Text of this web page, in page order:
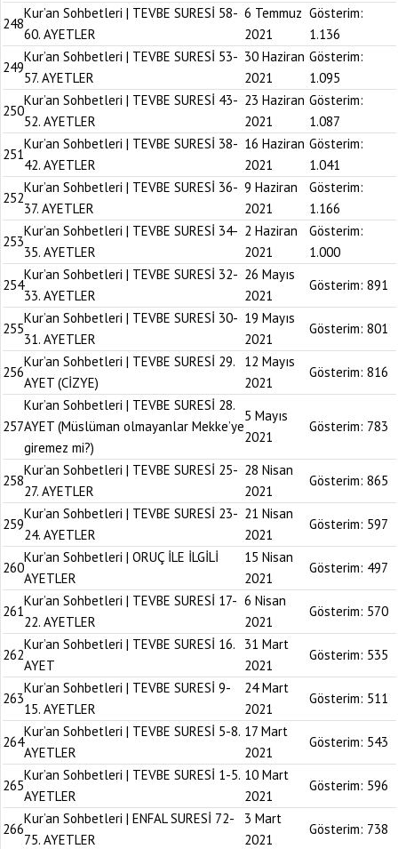
248
Kur’an Sohbetleri | TEVBE SURESİ 58-
60. AYETLER
6 Temmuz
2021
Gösterim:
1.136
249
Kur’an Sohbetleri | TEVBE SURESİ 53-
57. AYETLER
30 Haziran
2021
Gösterim:
1.095
250
Kur’an Sohbetleri | TEVBE SURESİ 43-
52. AYETLER
23 Haziran
2021
Gösterim:
1.087
251
Kur’an Sohbetleri | TEVBE SURESİ 38-
42. AYETLER
16 Haziran
2021
Gösterim:
1.041
252
Kur’an Sohbetleri | TEVBE SURESİ 36-
37. AYETLER
9 Haziran
2021
Gösterim:
1.166
253
Kur’an Sohbetleri | TEVBE SURESİ 34-
35. AYETLER
2 Haziran
2021
Gösterim:
1.000
254
Kur’an Sohbetleri | TEVBE SURESİ 32-
33. AYETLER
26 Mayıs
2021
Gösterim: 891
255
Kur’an Sohbetleri | TEVBE SURESİ 30-
31. AYETLER
19 Mayıs
2021
Gösterim: 801
256
Kur’an Sohbetleri | TEVBE SURESİ 29.
AYET (CİZYE)
12 Mayıs
2021
Gösterim: 816
257
Kur’an Sohbetleri | TEVBE SURESİ 28.
AYET (Müslüman olmayanlar Mekke’ye
giremez mi?)
5 Mayıs
2021
Gösterim: 783
258
Kur’an Sohbetleri | TEVBE SURESİ 25-
27. AYETLER
28 Nisan
2021
Gösterim: 865
259
Kur’an Sohbetleri | TEVBE SURESİ 23-
24. AYETLER
21 Nisan
2021
Gösterim: 597
260
Kur’an Sohbetleri | ORUÇ İLE İLGİLİ
AYETLER
15 Nisan
2021
Gösterim: 497
261
Kur’an Sohbetleri | TEVBE SURESİ 17-
22. AYETLER
6 Nisan
2021
Gösterim: 570
262
Kur’an Sohbetleri | TEVBE SURESİ 16.
AYET
31 Mart
2021
Gösterim: 535
263
Kur’an Sohbetleri | TEVBE SURESİ 9-
15. AYETLER
24 Mart
2021
Gösterim: 511
264
Kur’an Sohbetleri | TEVBE SURESİ 5-8.
AYETLER
17 Mart
2021
Gösterim: 543
265
Kur’an Sohbetleri | TEVBE SURESİ 1-5.
AYETLER
10 Mart
2021
Gösterim: 596
266
Kur’an Sohbetleri | ENFAL SURESİ 72-
75. AYETLER
3 Mart
2021
Gösterim: 738